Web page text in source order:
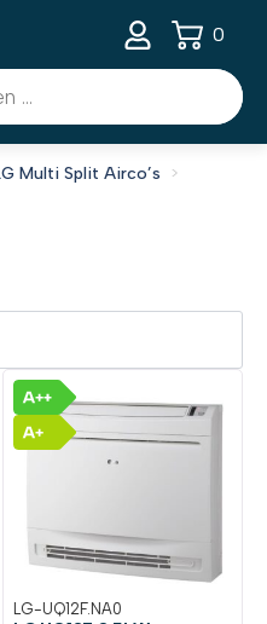
0
Multi Split Airco’s
LG-UQ12F.NA0